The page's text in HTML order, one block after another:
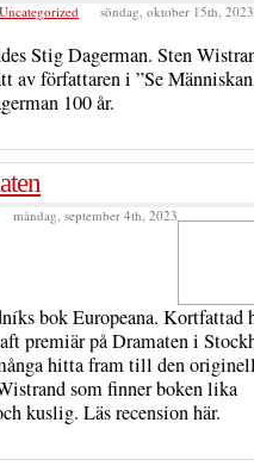
Uncategorized söndag, oktober 15th, 2023
Stig Dagerman. Sten
av författaren i ”Se
100 år.
måndag, september 4th, 2023
bok Europeana. Kortfattad
premiär på Dramaten i
hitta fram till den
som finner boken lika
kuslig. Läs recension här.